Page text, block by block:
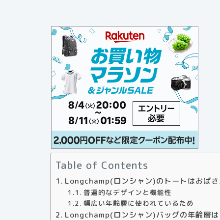
Table of Contents
Longchamp(ロンシャン)のトートはおば
普遍的なデザインと機能性
幅広い年齢層に使われているため
Longchamp(ロンシャン)バッグの年齢層